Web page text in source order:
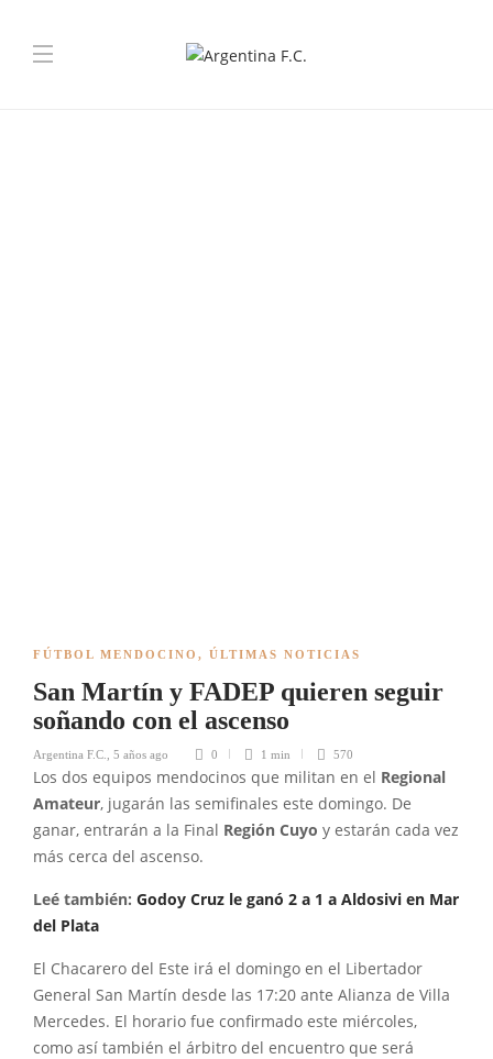
FÚTBOL MENDOCINO , ÚLTIMAS NOTICIAS
San Martín y FADEP quieren seguir
soñando con el ascenso
Argentina F.C. 5 años ago 0 1 min 570
Los dos equipos mendocinos que militan en el Regional
Amateur, jugarán las semifinales este domingo. De
ganar, entrarán a la Final Región Cuyo y estarán cada vez
más cerca del ascenso.
Leé también: Godoy Cruz le ganó 2 a 1 a Aldosivi en Mar
del Plata
El Chacarero del Este irá el domingo en el Libertador
General San Martín desde las 17:20 ante Alianza de Villa
Mercedes. El horario fue confirmado este miércoles,
como así también el árbitro del encuentro que será